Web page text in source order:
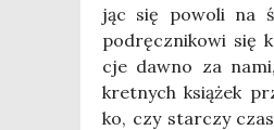
jąc się powo­li na
pod­ręcz­ni­ko­wi się
cje daw­no za
kret­nych ksią­żek
ko, czy star­czy